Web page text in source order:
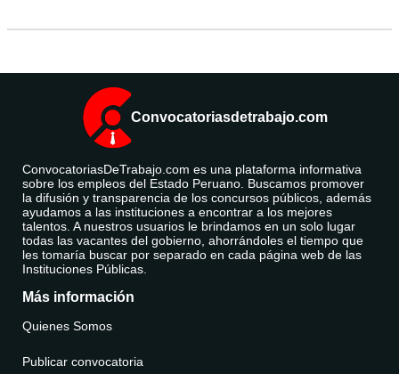
Convocatoriasdetrabajo.com
ConvocatoriasDeTrabajo.com es una plataforma informativa
sobre los empleos del Estado Peruano. Buscamos promover
la difusión y transparencia de los concursos públicos, además
ayudamos a las instituciones a encontrar a los mejores
talentos. A nuestros usuarios le brindamos en un solo lugar
todas las vacantes del gobierno, ahorrándoles el tiempo que
les tomaría buscar por separado en cada página web de las
Instituciones Públicas.
Más información
Quienes Somos
Publicar convocatoria